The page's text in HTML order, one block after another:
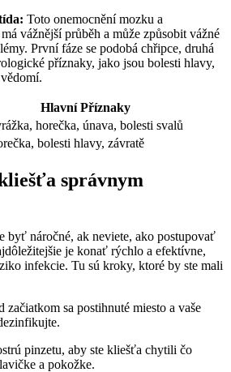
⁣Toto onemocnění mozku a
vážnější průběh a​ může způsobit⁣ vážné
‌První ‍fáze se ‍podobá⁢ chřipce, druhá
příznaky, jako jsou ⁤bolesti hlavy,⁣
Hlavní Příznaky
horečka, únava, bolesti svalů
‍bolesti hlavy, ‍závratě
správnym
byť náročné, ak neviete, ako postupovať
je konať rýchlo a efektívne,
⁣infekcie. Tu sú kroky, ktoré by ste mali
začiatkom sa postihnuté miesto a vaše
pinzetu, aby ste kliešťa chytili čo
a pokožke.